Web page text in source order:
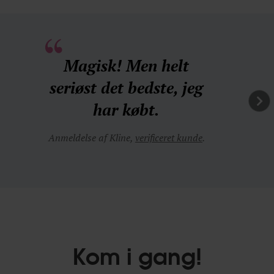
Magisk! Men helt
seriøst det bedste, jeg
har købt.
Anmeldelse af Kline, verificeret kunde.
Kom i gang!